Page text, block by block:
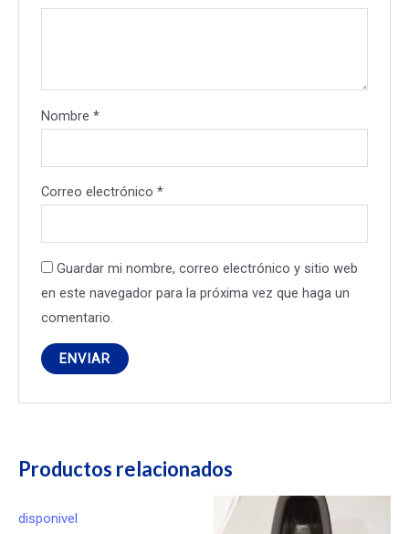
Nombre*
Correo electrónico*
Guardar mi nombre, correo electrónico y sitio web
en este navegador para la próxima vez que haga un
comentario.
Productos relacionados
disponivel